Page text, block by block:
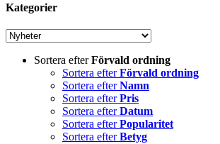
Kategorier
Sortera efterFörvald ordning
Sortera efterFörvald ordning
Sortera efterNamn
Sortera efterPris
Sortera efterDatum
Sortera efterPopularitet
Sortera efterBetyg